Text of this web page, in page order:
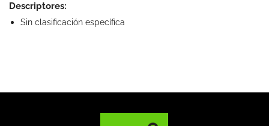
Descriptores:
Sin clasificación específica